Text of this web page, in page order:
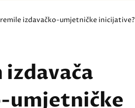
izdavačko-umjetničke inicijative?
izdavača
umjetničke